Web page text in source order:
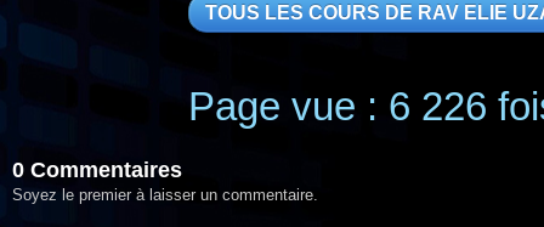
TOUS LES COURS DE RAV ELIE
Page vue : 6 226
0 Commentaires
Soyez le premier à laisser un commentaire.